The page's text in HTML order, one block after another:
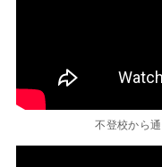
不登校から